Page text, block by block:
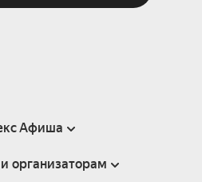
Афиша
Справка
организаторам